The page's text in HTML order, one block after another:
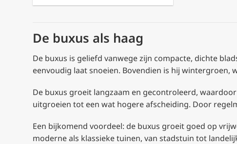
tot
De buxus als haag
De buxus is geliefd vanwege zijn compacte, dichte
eenvoudig laat snoeien. Bovendien is hij
De buxus groeit langzaam en gecontroleerd,
uitgroeien tot een wat hogere afscheiding. Door
Een bijkomend voordeel: de buxus groeit goed op
moderne als klassieke tuinen, van stadstuin tot